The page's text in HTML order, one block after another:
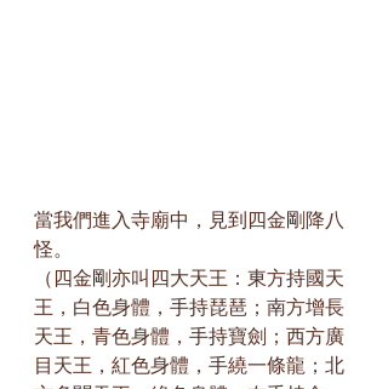
當我們進入寺廟中，見到四金剛降八
怪。
（四金剛亦叫四大天王：東方持國天
王，白色身體，手持琵琶；南方增長
天王，青色身體，手持寶劍；西方廣
目天王，紅色身體，手繞一條龍；北